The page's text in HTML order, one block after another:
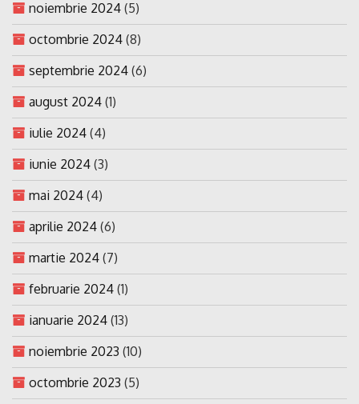
noiembrie 2024 (5)
octombrie 2024 (8)
septembrie 2024 (6)
august 2024 (1)
iulie 2024 (4)
iunie 2024 (3)
mai 2024 (4)
aprilie 2024 (6)
martie 2024 (7)
februarie 2024 (1)
ianuarie 2024 (13)
noiembrie 2023 (10)
octombrie 2023 (5)